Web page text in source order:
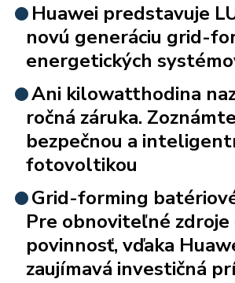
Huawei predstavuje
novú generáciu grid-
energetických
Ani kilowatthodina
ročná záruka.
bezpečnou a
fotovoltikou
Grid-forming
Pre obnoviteľné zdroje
povinnosť, vďaka
zaujímavá investičná